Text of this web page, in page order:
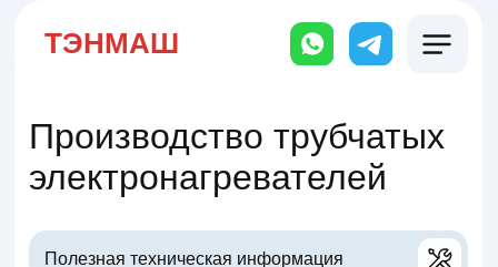
ТЭНМАШ
электронагревателей
Полезная техническая информация
Сделать заказ